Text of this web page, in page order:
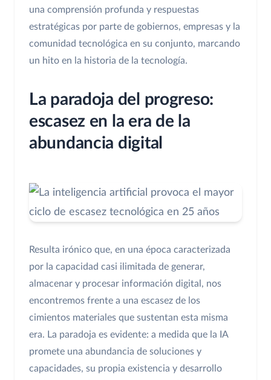
una comprensión profunda y respuestas
estratégicas por parte de gobiernos, empresas y la
comunidad tecnológica en su conjunto, marcando
un hito en la historia de la tecnología.
La paradoja del progreso:
escasez en la era de la
abundancia digital
Resulta irónico que, en una época caracterizada
por la capacidad casi ilimitada de generar,
almacenar y procesar información digital, nos
encontremos frente a una escasez de los
cimientos materiales que sustentan esta misma
era. La paradoja es evidente: a medida que la IA
promete una abundancia de soluciones y
capacidades, su propia existencia y desarrollo